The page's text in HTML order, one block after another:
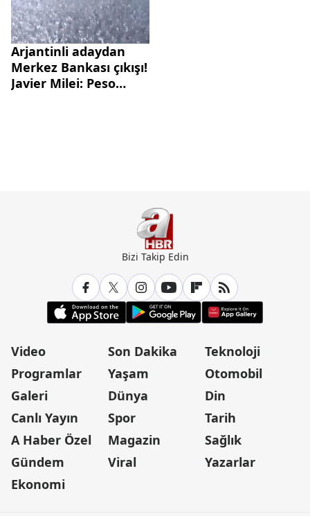
Arjantinli adaydan
Merkez Bankası çıkışı!
Javier Milei: Peso
Bizi Takip Edin
Video
Programlar
Galeri
Canlı Yayın
A Haber Özel
Gündem
Ekonomi
Son Dakika
Yaşam
Dünya
Spor
Magazin
Viral
Teknoloji
Otomobil
Din
Tarih
Sağlık
Yazarlar